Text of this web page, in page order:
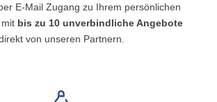
E-Mail Zugang zu Ihrem persönlichen
bis zu 10 unverbindliche Angebote
von unseren Partnern.